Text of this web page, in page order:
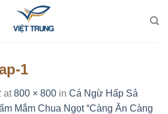
1
at800 × 800 in Cá Ngừ Hấp Sả
Mắm Chua Ngọt “Càng Ăn Càng